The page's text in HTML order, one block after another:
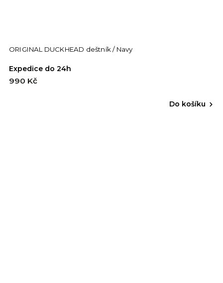
ORIGINAL DUCKHEAD deštník / Navy
Expedice do 24h
990 Kč
Do košíku